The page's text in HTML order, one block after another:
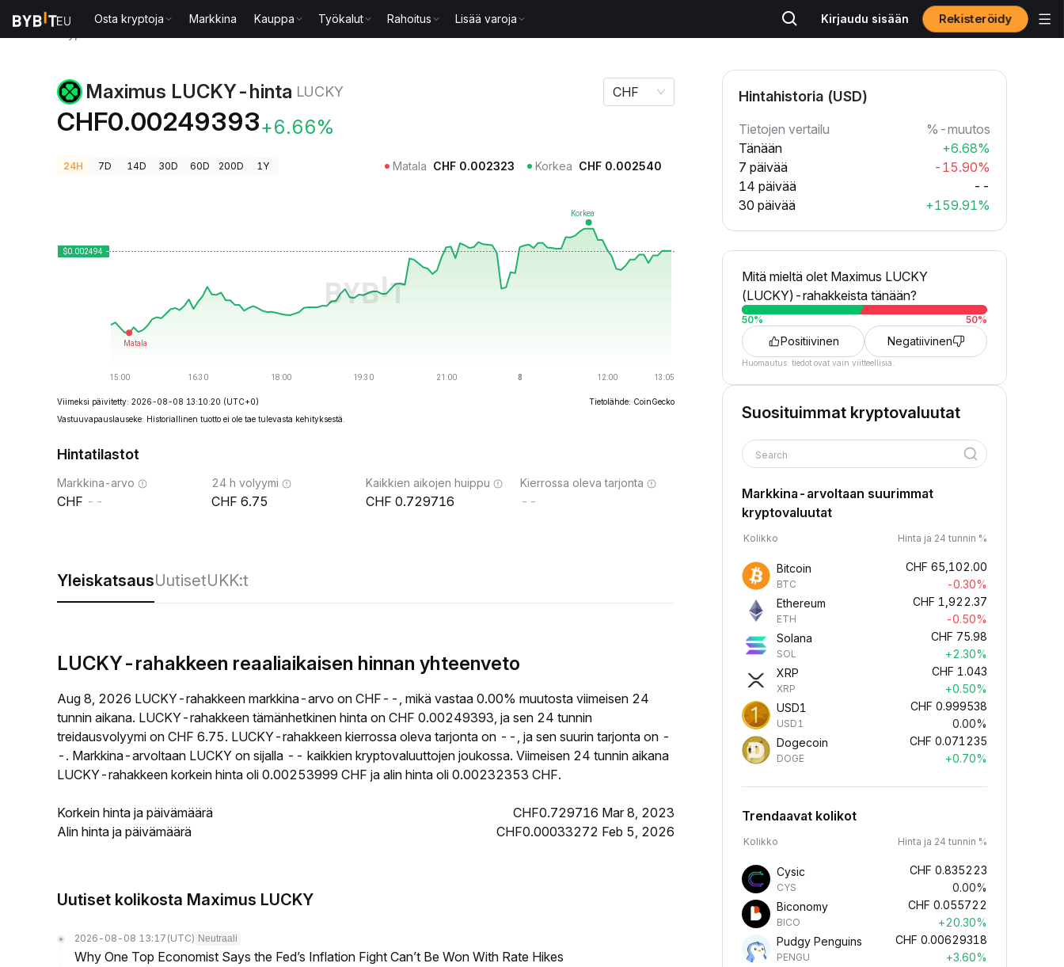
Osta kryptoja Markkina Kauppa Työkalut Rahoitus Lisää varoja Kirjaudu sisään Rekisteröidy
Maximus LUCKY-hinta LUCKY
CHF0.00249393+6.66%
CHF
24H 7D 14D 30D 60D 200D 1Y Matala CHF 0.002323 Korkea CHF 0.002540
Viimeksi päivitetty: 2026-08-08 13:10:20 (UTC+0)
Tietolähde: CoinGecko
Vastuuvapauslauseke: Historiallinen tuotto ei ole tae tulevasta kehityksestä.
Hintatilastot
Markkina-arvo
--
24 h volyymi
6.75
Kaikkien aikojen huippu
0.729716
Kierrossa oleva tarjonta
--
YleiskatsausUutisetUKK:t
LUCKY-rahakkeen reaaliaikaisen hinnan yhteenveto
Aug 8, 2026 LUCKY-rahakkeen markkina-arvo on CHF--, mikä vastaa 0.00% muutosta viimeisen 24
tunnin aikana. LUCKY-rahakkeen tämänhetkinen hinta on CHF 0.00249393, ja sen 24 tunnin
treidausvolyymi on CHF 6.75. LUCKY-rahakkeen kierrossa oleva tarjonta on --, ja sen suurin tarjonta on -
-. Markkina-arvoltaan LUCKY on sijalla -- kaikkien kryptovaluuttojen joukossa. Viimeisen 24 tunnin aikana
LUCKY-rahakkeen korkein hinta oli 0.00253999 CHF ja alin hinta oli 0.00232353 CHF.
Korkein hinta ja päivämäärä
CHF0.729716 Mar 8, 2023
Alin hinta ja päivämäärä
CHF0.00033272 Feb 5, 2026
Uutiset kolikosta Maximus LUCKY
2026-08-08 13:17 (UTC) Neutraali
Why One Top Economist Says the Fed’s Inflation Fight Can’t Be Won With Rate Hikes
Hintahistoria (USD)
Tietojen vertailu
%-muutos
Tänään
+6.68%
7 päivää
-15.90%
14 päivää
--
30 päivää
+159.91%
Mitä mieltä olet Maximus LUCKY
(LUCKY)-rahakkeista tänään?
50% 50%
Positiivinen Negatiivinen
Huomautus: tiedot ovat vain viitteellisiä.
Suosituimmat kryptovaluutat
Search
Markkina-arvoltaan suurimmat
kryptovaluutat
Kolikko Hinta ja 24 tunnin %
Bitcoin
BTC
CHF 65,102.00
-0.30%
Ethereum
ETH
CHF 1,922.37
-0.50%
Solana
SOL
CHF 75.98
+2.30%
XRP
XRP
CHF 1.043
+0.50%
USD1
USD1
CHF 0.999538
0.00%
Dogecoin
DOGE
CHF 0.071235
+0.70%
Trendaavat kolikot
Kolikko Hinta ja 24 tunnin %
Cysic
CYS
CHF 0.835223
0.00%
Biconomy
BICO
CHF 0.055722
+20.30%
Pudgy Penguins
PENGU
CHF 0.00629318
+3.60%